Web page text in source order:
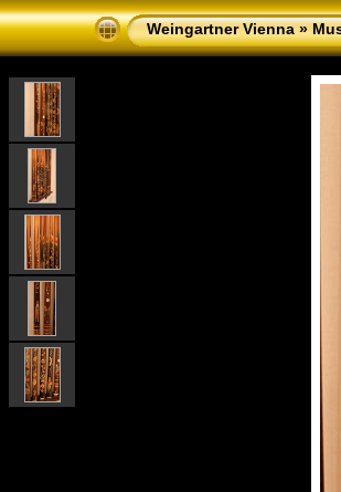
Weingartner Vienna»